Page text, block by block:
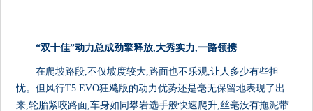
“双十佳”动力总成劲擎释放,大秀实力,一路领携
在爬坡路段,不仅坡度较大,路面也不乐观,让人多少有些担
忧。但风行T5 EVO狂飚版的动力优势还是毫无保留地表现了出
来,轮胎紧咬路面,车身如同攀岩选手般快速爬升,丝毫没有拖泥带